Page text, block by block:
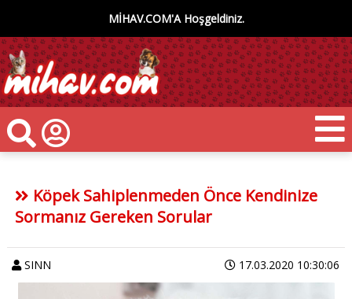
MİHAV.COM'A Hoşgeldiniz.
Köpek Sahiplenmeden Önce Kendinize
Sormanız Gereken Sorular
SINN 17.03.2020 10:30:06